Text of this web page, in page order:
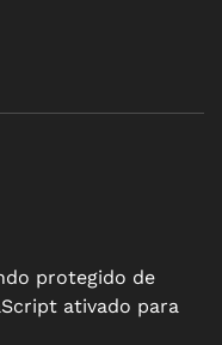
protegido de
ativado para